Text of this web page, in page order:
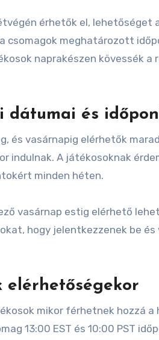
érhetők el, lehetőséget
csomagok meghatározott
naprakészen kövessék a
dátumai és
és vasárnapig elérhetők
indulnak. A játékosoknak
minden héten.
vasárnap estig elérhető
hogy jelentkezzenek be és
elérhetőségekor
mikor férhetnek hozzá a
13:00 EST és 10:00 PST